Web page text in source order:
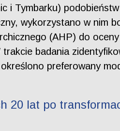
i Tymbarku)
wykorzystano w nim
(AHP) do
badania
preferowany
20 lat po